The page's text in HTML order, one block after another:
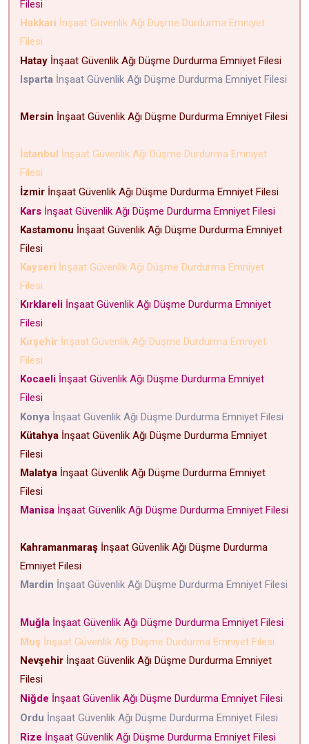
Filesi
Hakkari İnşaat Güvenlik Ağı Düşme Durdurma Emniyet
Filesi
Hatay İnşaat Güvenlik Ağı Düşme Durdurma Emniyet Filesi
Isparta İnşaat Güvenlik Ağı Düşme Durdurma Emniyet Filesi
Mersin İnşaat Güvenlik Ağı Düşme Durdurma Emniyet Filesi
İstanbul İnşaat Güvenlik Ağı Düşme Durdurma Emniyet
Filesi
İzmir İnşaat Güvenlik Ağı Düşme Durdurma Emniyet Filesi
Kars İnşaat Güvenlik Ağı Düşme Durdurma Emniyet Filesi
Kastamonu İnşaat Güvenlik Ağı Düşme Durdurma Emniyet
Filesi
Kayseri İnşaat Güvenlik Ağı Düşme Durdurma Emniyet
Filesi
Kırklareli İnşaat Güvenlik Ağı Düşme Durdurma Emniyet
Filesi
Kırşehir İnşaat Güvenlik Ağı Düşme Durdurma Emniyet
Filesi
Kocaeli İnşaat Güvenlik Ağı Düşme Durdurma Emniyet
Filesi
Konya İnşaat Güvenlik Ağı Düşme Durdurma Emniyet Filesi
Kütahya İnşaat Güvenlik Ağı Düşme Durdurma Emniyet
Filesi
Malatya İnşaat Güvenlik Ağı Düşme Durdurma Emniyet
Filesi
Manisa İnşaat Güvenlik Ağı Düşme Durdurma Emniyet Filesi
Kahramanmaraş İnşaat Güvenlik Ağı Düşme Durdurma
Emniyet Filesi
Mardin İnşaat Güvenlik Ağı Düşme Durdurma Emniyet Filesi
Muğla İnşaat Güvenlik Ağı Düşme Durdurma Emniyet Filesi
Muş İnşaat Güvenlik Ağı Düşme Durdurma Emniyet Filesi
Nevşehir İnşaat Güvenlik Ağı Düşme Durdurma Emniyet
Filesi
Niğde İnşaat Güvenlik Ağı Düşme Durdurma Emniyet Filesi
Ordu İnşaat Güvenlik Ağı Düşme Durdurma Emniyet Filesi
Rize İnşaat Güvenlik Ağı Düşme Durdurma Emniyet Filesi